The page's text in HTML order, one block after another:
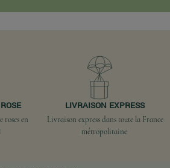
roses en
LIVRAISON EXPRESS
Livraison express dans toute la France
métropolitaine